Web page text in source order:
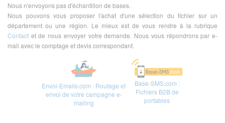
Nous n'envoyons pas d'échantillon de bases.
Nous pouvons vous proposer l'achat d'une sélection du fichier sur un
département ou une région. Le mieux est de vous rendre à la rubrique
Contact et de nous envoyer votre demande. Nous vous répondrons par e-
mail avec le comptage et devis correspondant.
Envoi-Emails.com : Routage et
envoi de votre campagne e-
mailing
Base-SMS.com :
Fichiers B2B de
portables